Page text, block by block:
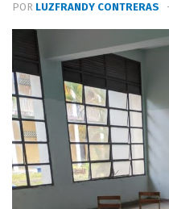
POR LUZFRANDY CONTRERAS